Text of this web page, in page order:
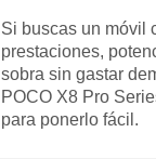
Si buscas un móvil
prestaciones,
sobra sin gastar
POCO X8 Pro
para ponerlo fácil.